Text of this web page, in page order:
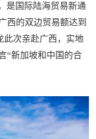
是国际陆海贸易新通
西的双边贸易额达到
此次亲赴广西，实地
“新加坡和中国的合